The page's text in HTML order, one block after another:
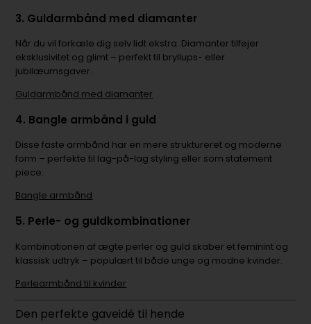
3. Guldarmbånd med diamanter
Når du vil forkæle dig selv lidt ekstra. Diamanter tilføjer
eksklusivitet og glimt – perfekt til bryllups- eller
jubilæumsgaver.
Guldarmbånd med diamanter
4. Bangle armbånd i guld
Disse faste armbånd har en mere struktureret og moderne
form – perfekte til lag-på-lag styling eller som statement
piece.
Bangle armbånd
5. Perle- og guldkombinationer
Kombinationen af ægte perler og guld skaber et feminint og
klassisk udtryk – populært til både unge og modne kvinder.
Perlearmbånd til kvinder
Den perfekte gaveidé til hende